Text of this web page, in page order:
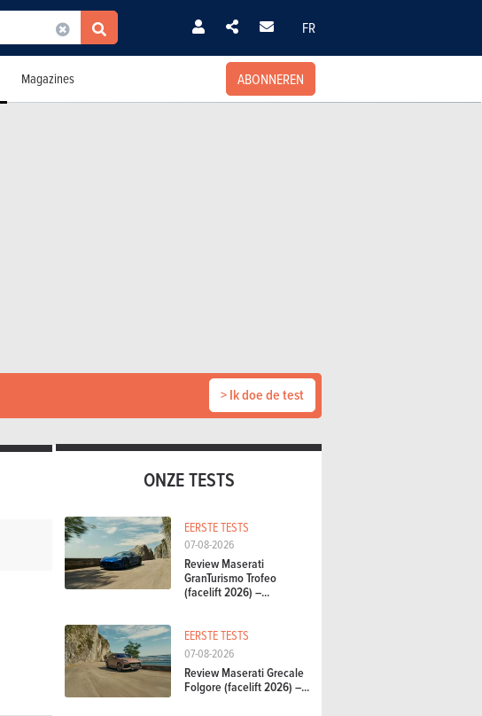
FR
Magazines ABONNEREN
> Ik doe de test
ONZE TESTS
EERSTE TESTS
07-08-2026
Review Maserati
GranTurismo Trofeo
(facelift 2026) –...
EERSTE TESTS
07-08-2026
Review Maserati Grecale
Folgore (facelift 2026) –...